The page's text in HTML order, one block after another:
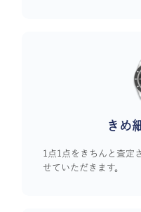
きめ
1点1点をきちんと査定
せていただきます。